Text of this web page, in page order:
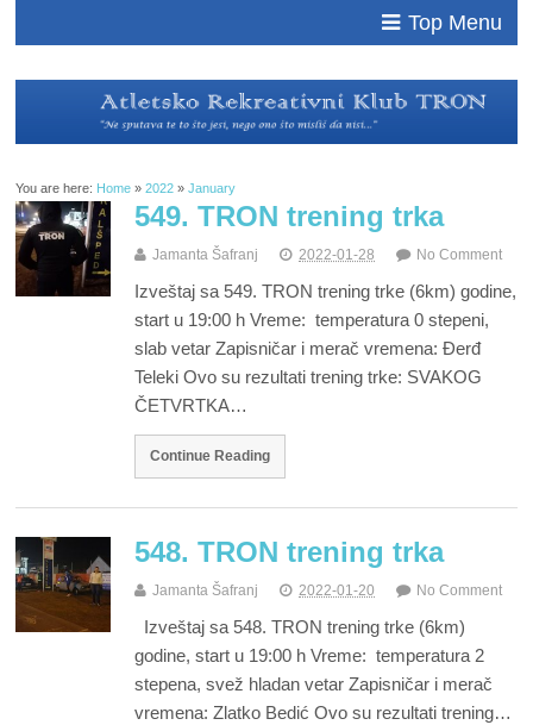
Top Menu
You are here: Home »2022 »January
549. TRON trening trka
Jamanta Šafranj 2022-01-28 No Comment
Izveštaj sa 549. TRON trening trke (6km) godine,
start u 19:00 h Vreme: temperatura 0 stepeni,
slab vetar Zapisničar i merač vremena: Đerđ
Teleki Ovo su rezultati trening trke: SVAKOG
ČETVRTKA…
Continue Reading
548. TRON trening trka
Jamanta Šafranj 2022-01-20 No Comment
Izveštaj sa 548. TRON trening trke (6km)
godine, start u 19:00 h Vreme: temperatura 2
stepena, svež hladan vetar Zapisničar i merač
vremena: Zlatko Bedić Ovo su rezultati trening…